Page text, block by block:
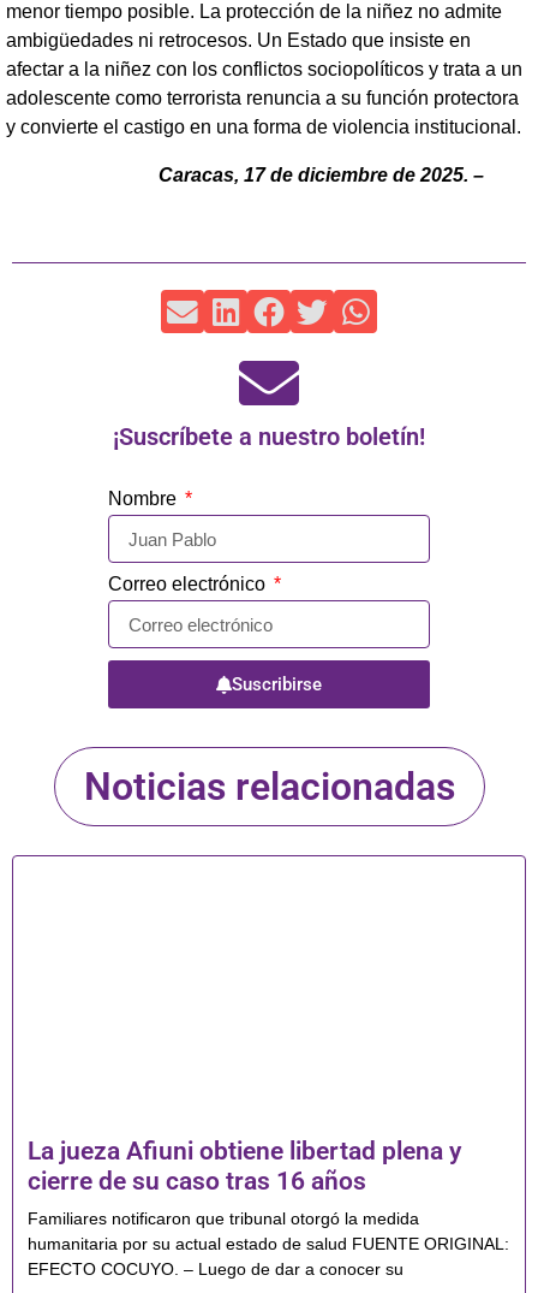
menor tiempo posible. La protección de la niñez no admite
ambigüedades ni retrocesos. Un Estado que insiste en
afectar a la niñez con los conflictos sociopolíticos y trata a un
adolescente como terrorista renuncia a su función protectora
y convierte el castigo en una forma de violencia institucional.
Caracas, 17 de diciembre de 2025. –
¡Suscríbete a nuestro boletín!
Nombre
Correo electrónico
Suscribirse
Noticias relacionadas
La jueza Afiuni obtiene libertad plena y
cierre de su caso tras 16 años
Familiares notificaron que tribunal otorgó la medida
humanitaria por su actual estado de salud FUENTE ORIGINAL:
EFECTO COCUYO. – Luego de dar a conocer su